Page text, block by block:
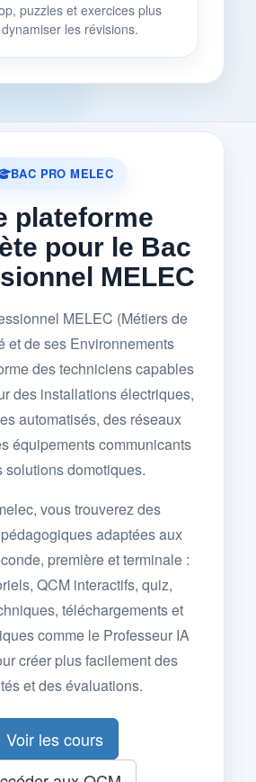
puzzles et exercices plus
les révisions.
BAC PRO MELEC
plateforme
pour le Bac
MELEC
MELEC (Métiers de
et de ses Environnements
des techniciens capables
des installations électriques,
automatisés, des réseaux
équipements communicants
solutions domotiques.
vous trouverez des
adaptées aux
première et terminale :
QCM interactifs, quiz,
téléchargements et
comme le Professeur IA
créer plus facilement des
et des évaluations.
Voir les cours